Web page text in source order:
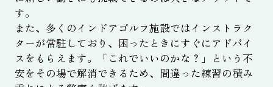
す。
また、多くのインドアゴルフ施設ではインストラク
ターが常駐しており、困ったときにすぐにアドバイ
スをもらえます。「これでいいのかな？」という不
安をその場で解消できるため、間違った練習の積み